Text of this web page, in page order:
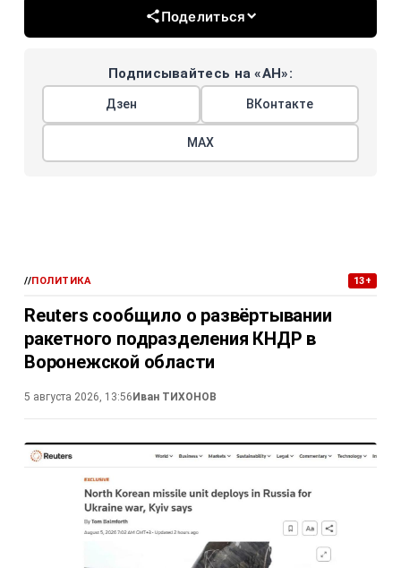
Поделиться
Подписывайтесь на «АН»:
Дзен ВКонтакте
МАХ
//ПОЛИТИКА 13+
Reuters сообщило о развёртывании
ракетного подразделения КНДР в
Воронежской области
5 августа 2026, 13:56Иван ТИХОНОВ